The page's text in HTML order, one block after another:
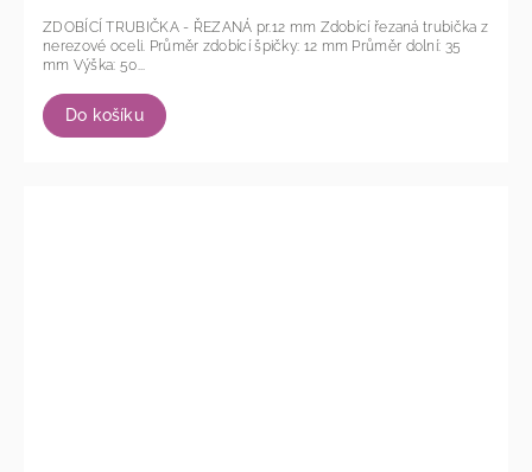
Do košíku
ZDOBÍCÍ TRUBIČKA - ŘEZANÁ pr.12 mm Zdobící řezaná trubička z
nerezové oceli. Průměr zdobící špičky: 12 mm Průměr dolní: 35
mm Výška: 50...